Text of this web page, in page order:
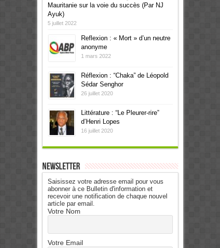
Mauritanie sur la voie du succès (Par NJ
Ayuk)
5 juillet 2022
Reflexion : « Mort » d’un neutre
anonyme
1 mars 2022
Réflexion : “Chaka” de Léopold
Sédar Senghor
26 juillet 2020
Littérature : “Le Pleurer-rire”
d’Henri Lopes
16 juillet 2020
Newsletter
Saisissez votre adresse email pour vous
abonner à ce Bulletin d'information et
recevoir une notification de chaque nouvel
article par email.
Votre Nom
Votre Email